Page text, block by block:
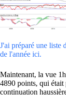
J'ai préparé une liste
de l'année ici.
Maintenant, la vue
4890 points, qui était
continuation